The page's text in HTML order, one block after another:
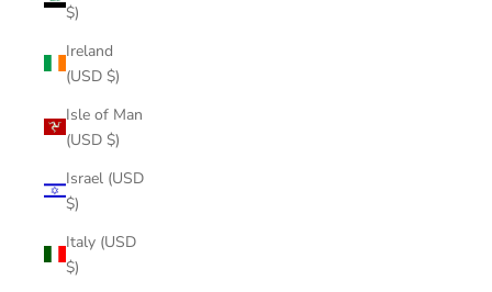
$)
Ireland
(USD $)
Isle of Man
(USD $)
Israel (USD
$)
Italy (USD
$)